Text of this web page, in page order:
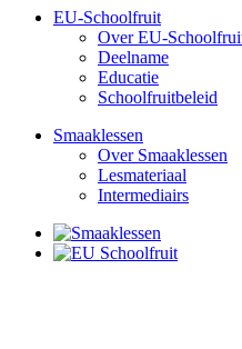
EU-Schoolfruit
Over EU-
Deelname
Educatie
Schoolfruitbeleid
Smaaklessen
Over Smaaklessen
Lesmateriaal
Intermediairs